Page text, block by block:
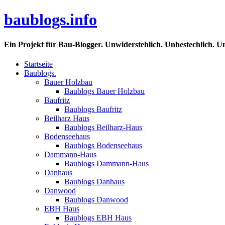
baublogs.info
Ein Projekt für Bau-Blogger. Unwiderstehlich. Unbestechlich.
Startseite
Baublogs.
Bauer Holzbau
Baublogs Bauer Holzbau
Baufritz
Baublogs Baufritz
Beilharz Haus
Baublogs Beilharz-Haus
Bodenseehaus
Baublogs Bodenseehaus
Dammann-Haus
Baublogs Dammann-Haus
Danhaus
Baublogs Danhaus
Danwood
Baublogs Danwood
EBH Haus
Baublogs EBH Haus